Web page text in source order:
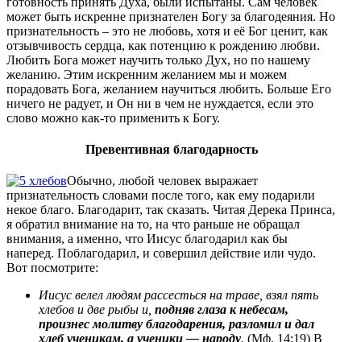
может быть искренне признателен Богу за благодеяния. Но
признательность – это не любовь, хотя и её Бог ценит, как
отзывчивость сердца, как потенцию к рождению любви.
Любить Бога может научить только Дух, но по нашему
желанию. Этим искренним желанием мы и можем
порадовать Бога, желанием научиться любить. Больше Его
ничего не радует, и Он ни в чем не нуждается, если это
слово можно как-то применить к Богу.
Превентивная благодарность
Обычно, любой человек выражает
признательность словами после того, как ему подарили
некое благо. Благодарит, так сказать. Читая Дерека Принса,
я обратил внимание на то, на что раньше не обращал
внимания, а именно, что Иисус благодарил как бы
наперед. Поблагодарил, и совершил действие или чудо.
Вот посмотрите:
Иисус велел людям рассесться на траве, взял пять
хлебов и две рыбы и, подняв глаза к небесам,
произнес молитву благодарения, разломил и дал
хлеб ученикам, а ученики — народу. (Мф. 14:19) В